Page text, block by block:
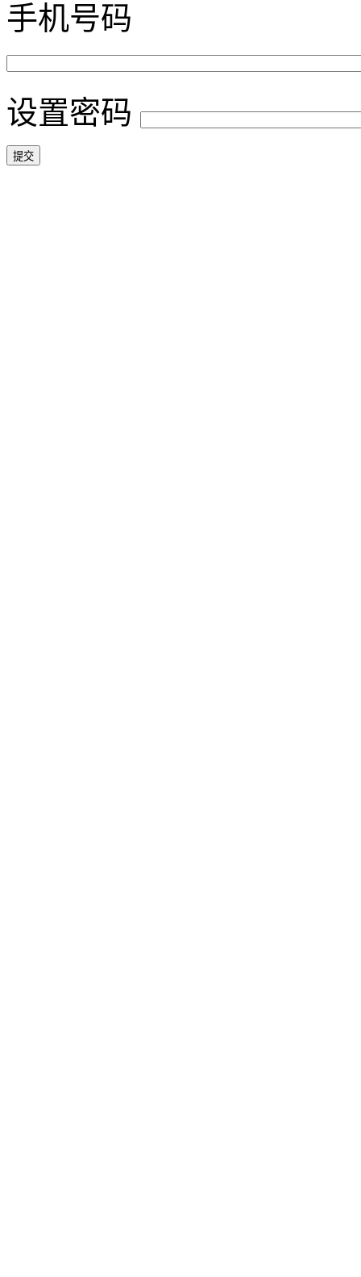
手机号码
设置密码